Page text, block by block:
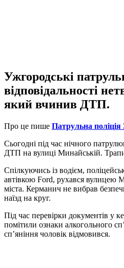
Ужгородські
відповідальності
який вчинив ДТП.
Про це пише Патрульна поліція
Сьогодні під час нічного
ДТП на вулиці Минайській.
Спілкуючись із водієм,
автівкою Ford, рухався вулицею
міста. Керманич не вибрав
наїзд на круг.
Під час перевірки документів у
помітили ознаки алкогольного
сп’яніння чоловік відмовився.